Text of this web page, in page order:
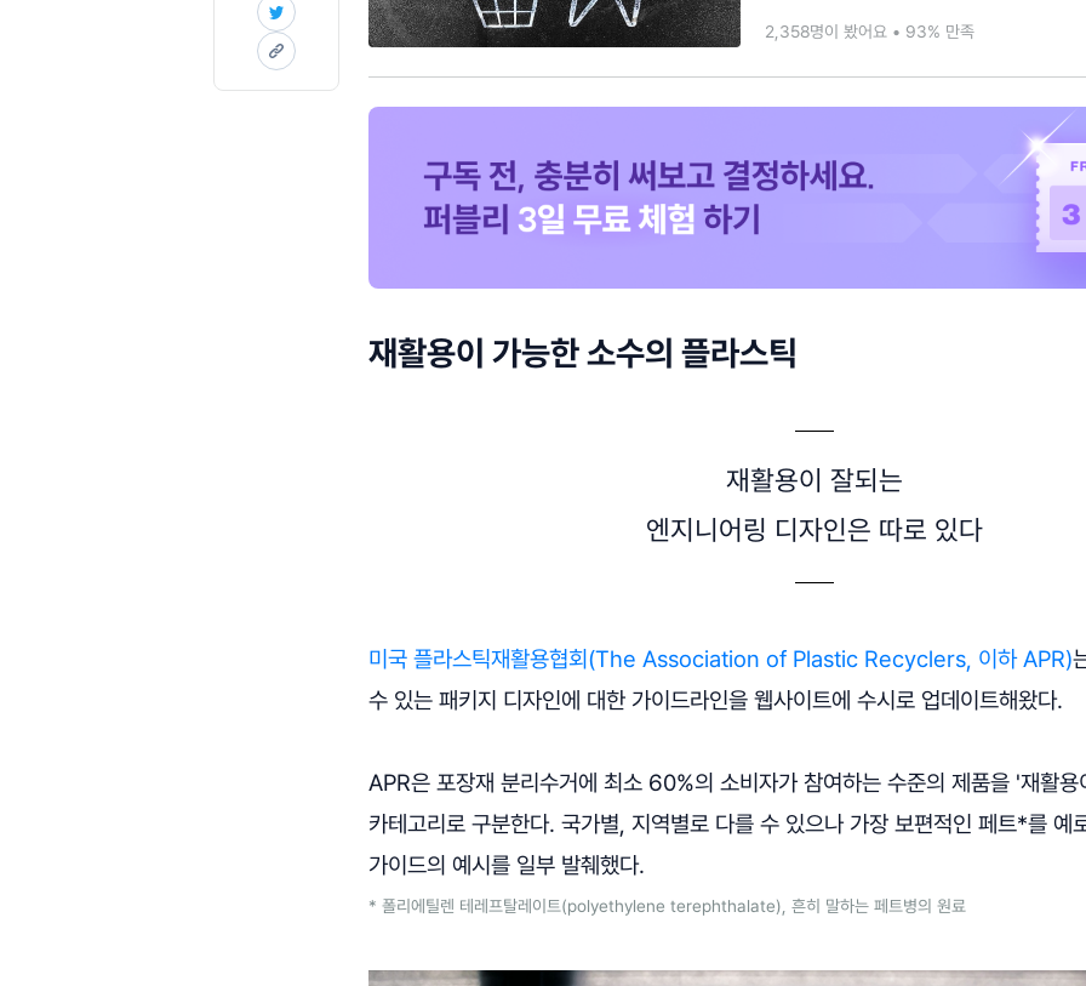
2,358명이 봤어요 • 93% 만족
재활용이 가능한 소수의 플라스틱
재활용이 잘되는
엔지니어링 디자인은 따로 있다
미국 플라스틱재활용협회(The Association of Plastic Recyclers, 이하 APR)
수 있는 패키지 디자인에 대한 가이드라인을 웹사이트에 수시로 업데이트해왔다.
APR은 포장재 분리수거에 최소 60%의 소비자가 참여하는 수준의 제품을 '재활용
카테고리로 구분한다. 국가별, 지역별로 다를 수 있으나 가장 보편적인 페트*를 예
가이드의 예시를 일부 발췌했다.
* 폴리에틸렌 테레프탈레이트(polyethylene terephthalate), 흔히 말하는 페트병의 원료